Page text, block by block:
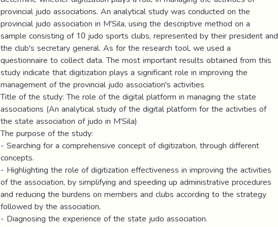
provincial judo associations. An analytical study was conducted on the
provincial judo association in M'Sila, using the descriptive method on a
sample consisting of 10 judo sports clubs, represented by their president and
the club's secretary general. As for the research tool, we used a
questionnaire to collect data. The most important results obtained from this
study indicate that digitization plays a significant role in improving the
management of the provincial judo association's activities
Title of the study: The role of the digital platform in managing the state
associations (An analytical study of the digital platform for the activities of
the state association of judo in M'Sila)
The purpose of the study:
- Searching for a comprehensive concept of digitization, through different
concepts.
- Highlighting the role of digitization effectiveness in improving the activities
of the association, by simplifying and speeding up administrative procedures
and reducing the burdens on members and clubs according to the strategy
followed by the association,
- Diagnosing the experience of the state judo association.